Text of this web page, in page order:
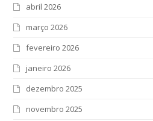
abril 2026
março 2026
fevereiro 2026
janeiro 2026
dezembro 2025
novembro 2025